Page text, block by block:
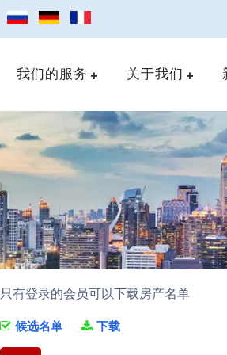
我们的服务 关于我们
只有登录的会员可以下载房产名单
候选名单 下载